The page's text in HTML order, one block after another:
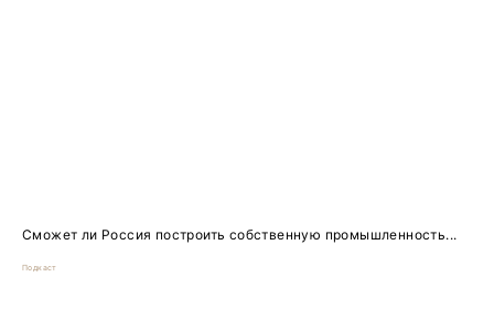
Сможет ли Россия построить собственную промышленность...
Подкаст